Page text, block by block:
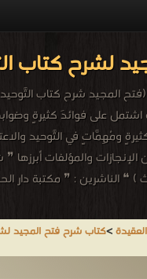
لشرح كتاب
المجيد شرح كتاب
على فوائدَ كثيرةٍ
ومُهِمَّاتٍ في التَّوحيد
والمؤلفات أبرزها
) ❝ الناشرين : ❞ مكتبة دار
>كتاب شرح فتح المجيد